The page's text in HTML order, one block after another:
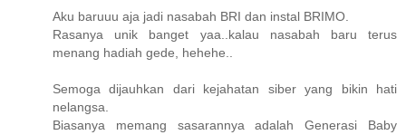
Aku baruuu aja jadi nasabah BRI dan instal BRIMO.
Rasanya unik banget yaa..kalau nasabah baru terus
menang hadiah gede, hehehe..
Semoga dijauhkan dari kejahatan siber yang bikin hati
nelangsa.
Biasanya memang sasarannya adalah Generasi Baby